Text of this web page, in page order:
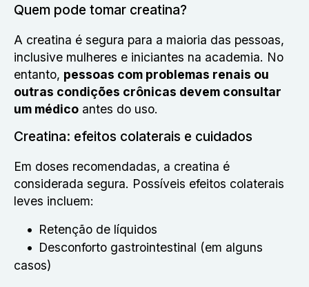
Quem pode tomar creatina?
A creatina é segura para a maioria das pessoas,
inclusive mulheres e iniciantes na academia. No
entanto, pessoas com problemas renais ou
outras condições crônicas devem consultar
um médico antes do uso.
Creatina: efeitos colaterais e cuidados
Em doses recomendadas, a creatina é
considerada segura. Possíveis efeitos colaterais
leves incluem:
Retenção de líquidos
Desconforto gastrointestinal (em alguns
casos)